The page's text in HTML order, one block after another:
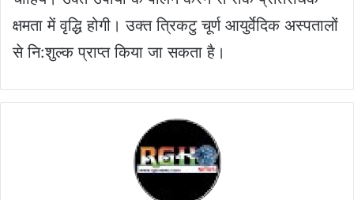
क्षमता में वृद्धि होगी। उक्त त्रिकटु चूर्ण आयुर्वेदिक अस्पतालों
से नि:शुल्क प्राप्त किया जा सकता है।